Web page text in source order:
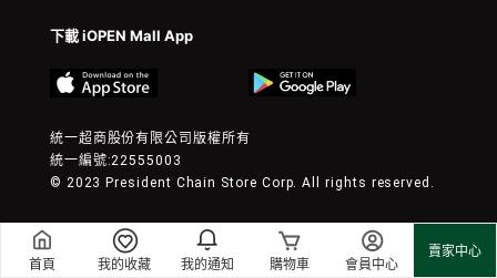
首頁 我的收藏 我的通知 購物車 會員中心
賣家中心
下載 iOPEN Mall App
統一超商股份有限公司版權所有
統一編號:22555003
© 2023 President Chain Store Corp. All rights reserved.